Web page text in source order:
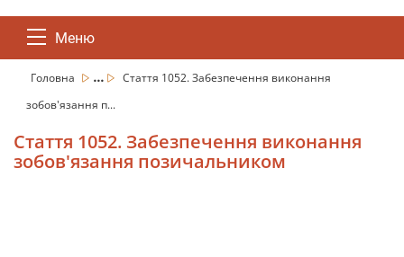
Меню
Головна ...
Стаття 1052. Забезпечення виконання
зобов'язання п...
Стаття 1052. Забезпечення виконання
зобов'язання позичальником